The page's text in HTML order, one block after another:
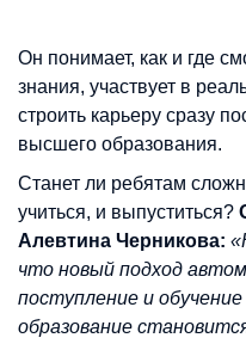
Он понимает, как и где
знания, участвует в
строить карьеру сразу
высшего образования.
Станет ли ребятам
учиться, и выпуститься?
Алевтина Черникова:
что новый подход
поступление и обучение
образование